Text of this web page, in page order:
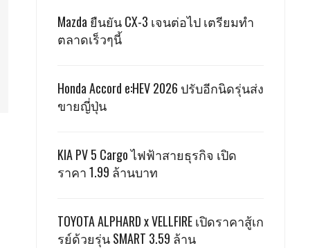
Mazda ยืนยัน CX-3 เจนต่อไป เตรียมทำ
ตลาดเร็วๆนี้
Honda Accord e:HEV 2026 ปรับอีกนิดรุ่นส่ง
ขายญี่ปุ่น
KIA PV 5 Cargo ไฟฟ้าสายธุรกิจ เปิด
ราคา 1.99 ล้านบาท
TOYOTA ALPHARD x VELLFIRE เปิดราคาสู้เก
รย์ด้วยรุ่น SMART 3.59 ล้าน